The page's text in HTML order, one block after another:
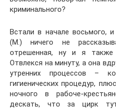
криминального?
Встали в начале восьмого,
(М.) ничего не
отрешенная, ну и я также
Отвлекся на минуту, а она
утренних процессов –
гигиенических процедур,
ночного в рабоче-
дескать, что за цирк